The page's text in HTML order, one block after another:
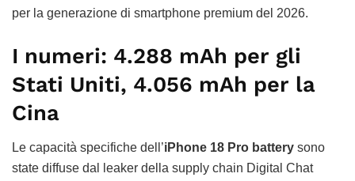
per la generazione di smartphone premium del 2026.
I numeri: 4.288 mAh per gli
Stati Uniti, 4.056 mAh per la
Cina
Le capacità specifiche dell’iPhone 18 Pro battery sono
state diffuse dal leaker della supply chain Digital Chat